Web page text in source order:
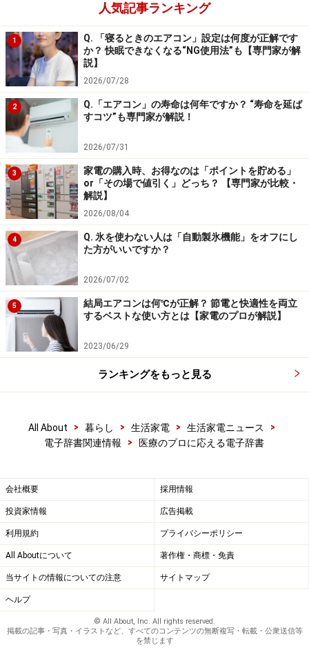
(*5)、「英語
類語
辞典」(*6)
・連語辞典は、「オックスフォード連語 辞典」(*7)、
「新編 英和活用大辞典」(*8) の合計で英語系は10冊が
収録されています。
*5： オックスフォード類語辞典(Oxford Thesaurus of
English 2nd Edition)は、60万の圧倒的な収録語数を
誇るネイティブ向けの類語辞典です。英語のプロ
や専門家向けの辞典です。
*6： 英語類語辞典は、英単語を入力すると日本語で似
た意味を持つ英単語を調べられる辞典です。語彙
力のアップに効果的です。なお書籍版はありませ
ん。
*7： オックスフォード
常的な英語を発信することに特化して作られた辞
典です。英単語どうしの慣用的なつながり（コロ
ケーション）を調べることができる、実用性の高
い本格的連語辞典です。
英文を書くための用例38万語を収録しており、全
てに日本語訳が付いています。
●英会話(1)…
ベストセラーの「英会話とっさのひとこと辞典（音声対
応）」が収録されています。
●国語系辞書(4)…
「広辞苑」、「逆引き広辞苑」、「
典」、「
●百科事典(1)…
人気記事ランキング
1
Q. 「寝るときのエアコン」設定は何度が正解です
か？ 快眠できなくなる“NG使用法”も【専門家が解
説】
2026/07/28
2
Q.「エアコン」の寿命は何年ですか？ “寿命を延ば
すコツ”も専門家が解説！
2026/07/31
3
家電の購入時、お得なのは「ポイントを貯める」
or「その場で値引く」どっち？ 【専門家が比較・
解説】
2026/08/04
4
Q. 氷を使わない人は「自動製氷機能」をオフにし
た方がいいですか？
2026/07/02
5
結局エアコンは何℃が正解？ 節電と快適性を両立
するベストな使い方とは【家電のプロが解説】
2023/06/29
ランキングをもっと見る
All About > 暮らし > 生活家電 > 生活家電ニュース
>
電子辞書関連情報
> 医療のプロに応える電子辞書
会社概要 採用情報
投資家情報 広告掲載
利用規約 プライバシーポリシー
All Aboutについて 著作権・商標・免責
当サイトの情報についての注意 サイトマップ
ヘルプ
© All About, Inc. All rights reserved.
掲載の記事・写真・イラストなど、すべてのコンテンツの無断複写・転載・公衆送信等
を禁じます